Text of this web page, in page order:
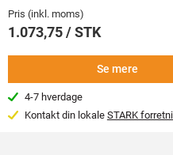
Pris (inkl. moms)
1.073,75 / STK
Se mere
4-7 hverdage
Kontakt din lokale STARK